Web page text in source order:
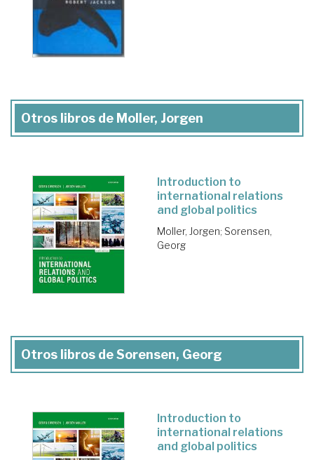
Otros libros de Moller, Jorgen
Introduction to
international relations
and global politics
Moller, Jorgen; Sorensen,
Georg
Otros libros de Sorensen, Georg
Introduction to
international relations
and global politics